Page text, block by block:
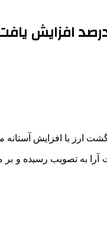
آستانه مجاز رفع
به تصویب رسیده و بر